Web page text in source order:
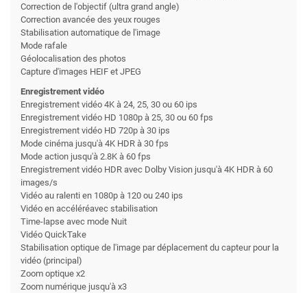
Correction de l'objectif (ultra grand angle)
Correction avancée des yeux rouges
Stabilisation automatique de l'image
Mode rafale
Géolocalisation des photos
Capture d'images HEIF et JPEG
Enregistrement vidéo
Enregistrement vidéo 4K à 24, 25, 30 ou 60 ips
Enregistrement vidéo HD 1080p à 25, 30 ou 60 fps
Enregistrement vidéo HD 720p à 30 ips
Mode cinéma jusqu'à 4K HDR à 30 fps
Mode action jusqu'à 2.8K à 60 fps
Enregistrement vidéo HDR avec Dolby Vision jusqu'à 4K HDR à 60
images/s
Vidéo au ralenti en 1080p à 120 ou 240 ips
Vidéo en accéléréavec stabilisation
Time-lapse avec mode Nuit
Vidéo QuickTake
Stabilisation optique de l'image par déplacement du capteur pour la
vidéo (principal)
Zoom optique x2
Zoom numérique jusqu'à x3